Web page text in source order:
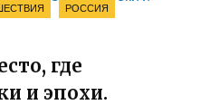
РОССИЯ
где
и эпохи.